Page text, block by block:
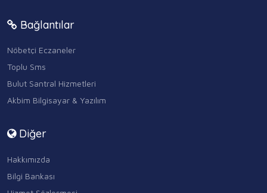
Bağlantılar
Nöbetçi Eczaneler
Toplu Sms
Bulut Santral Hizmetleri
Akbim Bilgisayar & Yazılım
Diğer
Hakkımızda
Bilgi Bankası